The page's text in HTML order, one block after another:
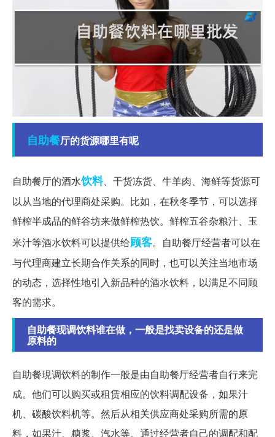
自助餐厅的货源哪里有呢
自助餐厅的酒水饮料、干货冻货、牛羊肉、海鲜等货源可
以从当地的代理商处采购。比如，在秋冬季节，可以选择
鲜榨半成品的鲜谷坊来做鲜榨热饮。鲜榨五谷杂粮汁、玉
米汁等酒水饮料可以提供给顾客。自助餐厅经营者可以在
与代理商建立长期合作关系的同时，也可以关注当地市场
的动态，选择性地引入新品种的酒水饮料，以满足不同顾
客的需求。
自助餐现调饮料谁在做，一般是找卖设备的还是做
原料的
自助餐現调饮料的制作一般是由自助餐厅经营者自行来完
成。他们可以购买或租赁相应的饮料调配设备，如果汁
机、碳酸饮料机等。然后从相关供应商处采购所需的原
料，如果汁、糖浆、汽水等。通过经营者自己的调配和配